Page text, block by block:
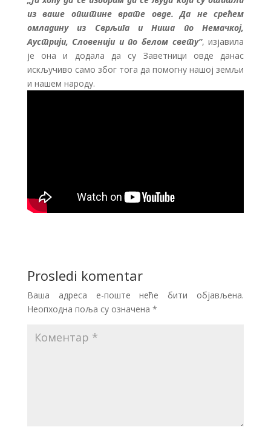
из ваше општине врате овде. Да не срећем
омладину из Сврљига и Ниша по Немачкој,
Аустрији, Словенији и по белом свету“, изјавила
је она и додала да су Заветници овде данас
искључиво само због тога да помогну нашој земљи
и нашем народу.
Prosledi komentar
Ваша адреса е-поште неће бити објављена.
Неопходна поља су означена *